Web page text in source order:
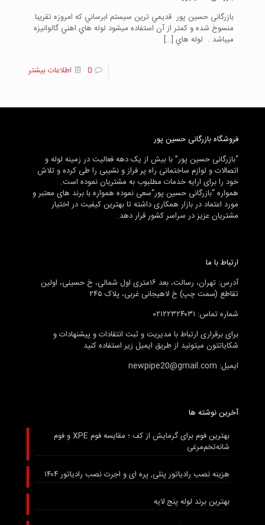
بازرگانی حسین پور قديمي ترين سيستم ابرساني که امروزه تقريبا
منسوخ شده و کمتر از آن استفاده ميشود لوله هاي اهني گالوانيزه
ميباشد . لوله هاي […]
0 اطلاعات بیشتر
فروشگاه بازرگانی حسین پور
“بازرگانی حسین پور” با بیش از یک دهه فعالیت در زمینه لوله و
اتصالات و لوازم ساختمانی راه پر فراز و نشیبی را طی کرده و تلاش
خود را برای ارایه خدمات مطلبوب به مشتریان نموده است.
همواره “بازرگانی حسین پور“سعی نموده همواره با برند های معتبر و
مورد اعتماد در بازار همکاری داشته تا بهترین کیفیت در اختیار
مشتریان عزیز در سراسر کشور قرار دهد.
ارتباط با ما
آدرس: تهران، رسالت، بعد ۱۶متری اول شمالی، خ حسینی، اولین
تقاطع (سمت چپ) خ لاهیجانی غربی، پلاک ۲۴۵
شماره تماس: ۰۲۱۲۲۳۲۴۰۳۱
برای برقراری ارتباط با مدیریت و ثبت انتقادات و پیشنهادات و
شکایاتتون میتونید از طریق ایمیل زیر استفاده کنید
ایمیل: newpipe20@gmail.com
آخرین نوشته ها
بهترین فوم برای گرمایش از کف ؛ مقایسه فوم XPE و فوم
شانه‌تخم‌مرغی
هزینه نصب رادیاتور پنلی, پره ای و اجرت نصب رادیاتور ۱۴۰۴
بهترین برند لوله پنج لایه